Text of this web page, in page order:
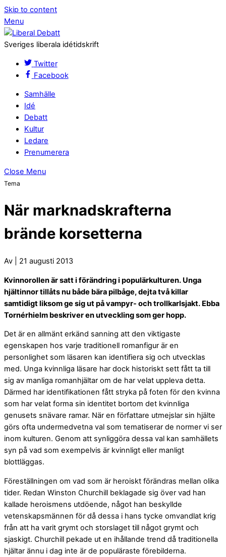
Skip to content
Menu
Sveriges liberala idétidskrift
Twitter
Facebook
Samhälle
Idé
Debatt
Kultur
Ledare
Prenumerera
Close Menu
Tema
När marknadskrafterna
brände korsetterna
Av | 21 augusti 2013
Kvinnorollen är satt i förändring i populärkulturen. Unga
hjältinnor tillåts nu både bära pilbåge, dejta två killar
samtidigt liksom ge sig ut på vampyr- och trollkarlsjakt. Ebba
Tornérhielm beskriver en utveckling som ger hopp.
Det är en allmänt erkänd sanning att den viktigaste
egenskapen hos varje traditionell romanfigur är en
personlighet som läsaren kan identifiera sig och utvecklas
med. Unga kvinnliga läsare har dock historiskt sett fått ta till
sig av manliga romanhjältar om de har velat uppleva detta.
Därmed har identifikationen fått stryka på foten för den kvinna
som har velat forma sin identitet bortom det kvinnliga
genusets snävare ramar. När en författare utmejslar sin hjälte
görs ofta undermedvetna val som tematiserar de normer vi ser
inom kulturen. Genom att synliggöra dessa val kan samhällets
syn på vad som exempelvis är kvinnligt eller manligt
blottläggas.
Föreställningen om vad som är heroiskt förändras mellan olika
tider. Redan Winston Churchill beklagade sig över vad han
kallade heroismens utdöende, något han beskyllde
vetenskapsmännen för då dessa i hans tycke omvandlat krig
från att ha varit grymt och storslaget till något grymt och
sjaskigt. Churchill pekade ut en ihållande trend då traditionella
hjältar ännu i dag inte är de populäraste förebilderna.